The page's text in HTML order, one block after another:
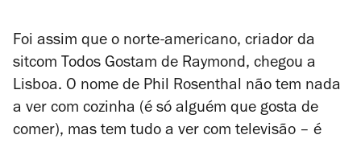
Foi assim que o norte-americano, criador da
sitcom Todos Gostam de Raymond, chegou a
Lisboa. O nome de Phil Rosenthal não tem nada
a ver com cozinha (é só alguém que gosta de
comer), mas tem tudo a ver com televisão – é